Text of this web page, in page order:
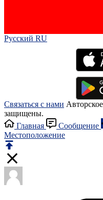
Русский RU‎
Связаться с нами
защищены.
Главная
Сообщение
Местоположение